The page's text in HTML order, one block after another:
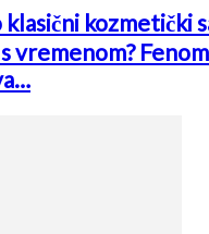
klasični kozmetički
vremenom?